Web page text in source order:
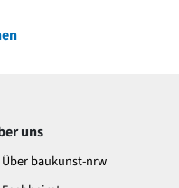
uns
Über baukunst-nrw